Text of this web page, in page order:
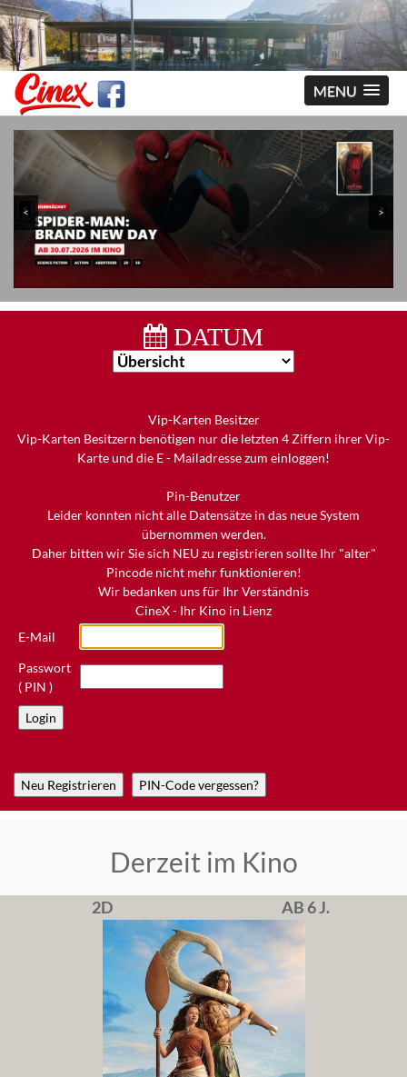
MENU
< >
DATUM
Vip-Karten Besitzer
Vip-Karten Besitzern benötigen nur die letzten 4 Ziffern ihrer Vip-
Karte und die E - Mailadresse zum einloggen!
Pin-Benutzer
Leider konnten nicht alle Datensätze in das neue System
übernommen werden.
Daher bitten wir Sie sich NEU zu registrieren sollte Ihr "alter"
Pincode nicht mehr funktionieren!
Wir bedanken uns für Ihr Verständnis
CineX - Ihr Kino in Lienz
E-Mail
Passwort
( PIN )
Derzeit im Kino
2D AB 6 J.